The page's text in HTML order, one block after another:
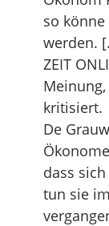
so
werden.
ZEIT
kritisiert.
De
dass
tun sie